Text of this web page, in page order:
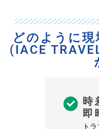
日本本社
い
どのように
(IACE
時
即
ト